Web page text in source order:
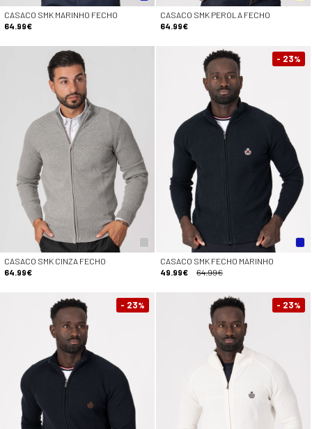
CASACO SMK MARINHO FECHO
64.99€
CASACO SMK PEROLA FECHO
64.99€
CASACO SMK CINZA FECHO
64.99€
- 23%
CASACO SMK FECHO MARINHO
49.99€
64.99€
- 23% - 23%